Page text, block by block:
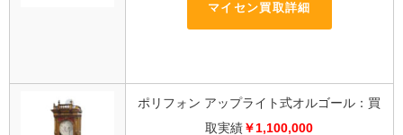
マイセン買取詳細
ポリフォン アップライト式オルゴール：買
取実績 ￥1,100,000